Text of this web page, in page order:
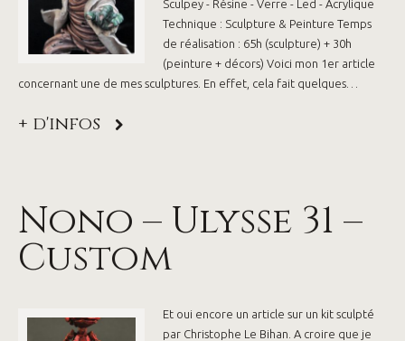
Sculpey - Résine - Verre - Led - Acrylique
Technique : Sculpture & Peinture Temps
de réalisation : 65h (sculpture) + 30h
(peinture + décors) Voici mon 1er article
concernant une de mes sculptures. En effet, cela fait quelques…
+ d'infos
Nono – Ulysse 31 –
Custom
Et oui encore un article sur un kit sculpté
par Christophe Le Bihan. A croire que je